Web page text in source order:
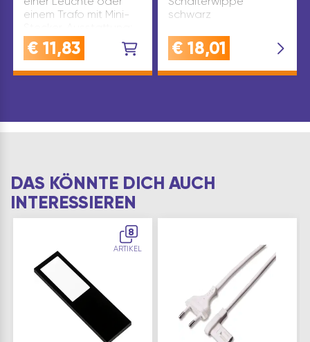
einem Trafo mit Mini-
Euro-Flachstecker,
Mini-Buchse
Leistung(W): max. 550
Produktart:…
€ 11,83
schwarz
€ 18,01
DAS KÖNNTE DICH AUCH
INTERESSIEREN
8
ARTIKEL